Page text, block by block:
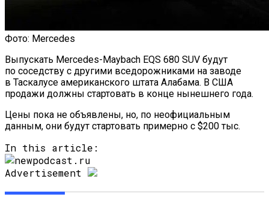
Фото: Mercedes
Выпускать Mercedes-Maybach EQS 680 SUV будут
по соседству с другими вседорожниками на заводе
в Таскалусе американского штата Алабама. В США
продажи должны стартовать в конце нынешнего года.
Цены пока не объявлены, но, по неофициальным
данным, они будут стартовать примерно с $200 тыс.
In this article:
Advertisement